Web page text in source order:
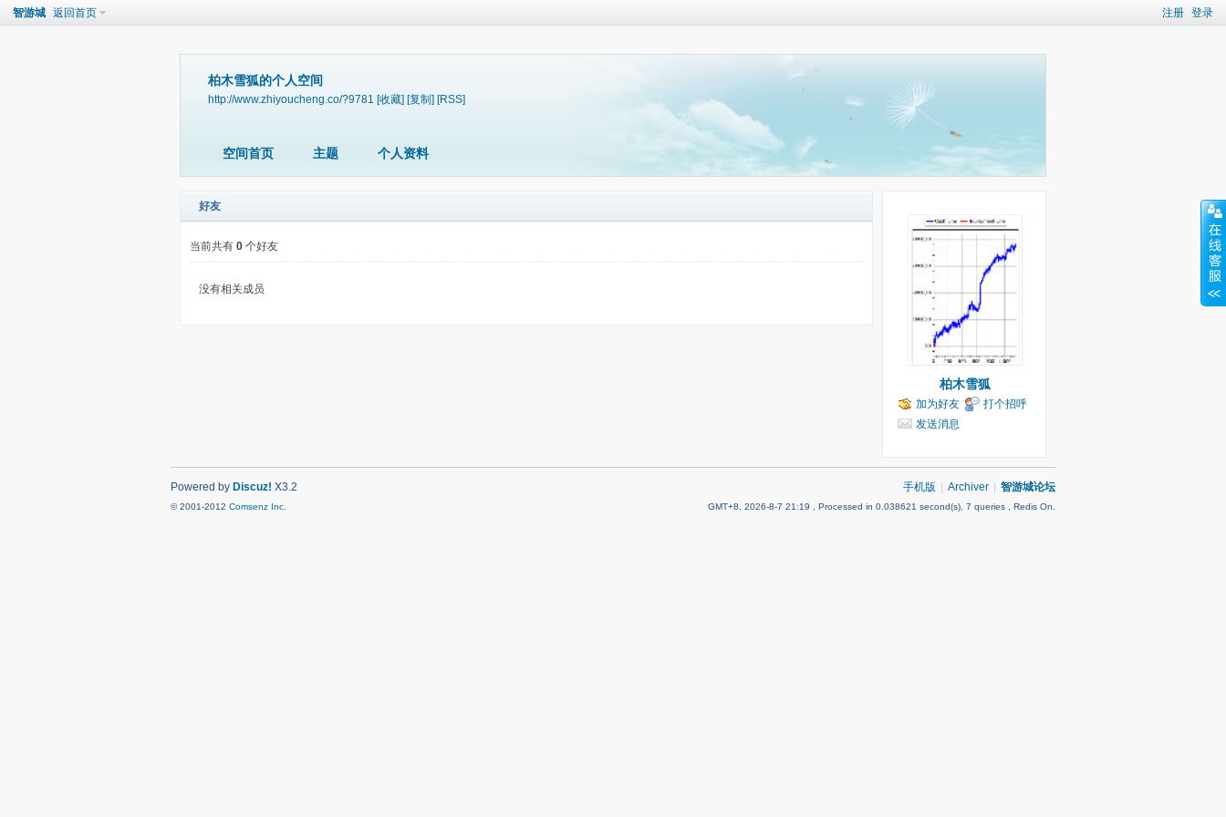
注册 登录
智游城 返回首页
柏木雪狐的个人空间
http://www.zhiyoucheng.co/?9781 [收藏] [复制] [RSS]
空间首页 主题 个人资料
好友
当前共有 0 个好友
没有相关成员
柏木雪狐
加为好友
打个招呼
发送消息
手机版 Archiver 智游城论坛
GMT+8, 2026-8-7 21:19 , Processed in 0.038621 second(s), 7 queries , Redis On.
Powered by Discuz! X3.2
© 2001-2012 Comsenz Inc.